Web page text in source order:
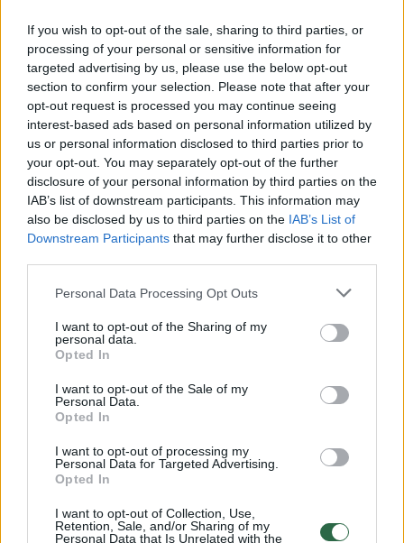
If you wish to opt-out of the sale, sharing to third parties, or
processing of your personal or sensitive information for
targeted advertising by us, please use the below opt-out
section to confirm your selection. Please note that after your
opt-out request is processed you may continue seeing
interest-based ads based on personal information utilized by
us or personal information disclosed to third parties prior to
your opt-out. You may separately opt-out of the further
disclosure of your personal information by third parties on the
IAB’s list of downstream participants. This information may
also be disclosed by us to third parties on the IAB’s List of
Downstream Participants that may further disclose it to other
Personal Data Processing Opt Outs
I want to opt-out of the Sharing of my
personal data.
Opted In
I want to opt-out of the Sale of my
Personal Data.
Opted In
I want to opt-out of processing my
Personal Data for Targeted Advertising.
Opted In
I want to opt-out of Collection, Use,
Retention, Sale, and/or Sharing of my
Personal Data that Is Unrelated with the
Lietuvos diena
Visi įrašai
Žiūrimiausi įrašai
00:00:30
Vaizdai iš tragiškos avarijos Vilniaus r.: dviejų moterų ir
vaiko gyvybių išgelbėti nepavyko
Žinios | Lietuvos diena
Savaitės vidurys nusimato karštas: temperatūra kils iki
32 laipsnių šilumos
Žinios | Orai
00:00:59
Nufilmavo, kaip patvino Vilniaus Vakarinis aplinkkelis:
Žinios | Lietuvos diena